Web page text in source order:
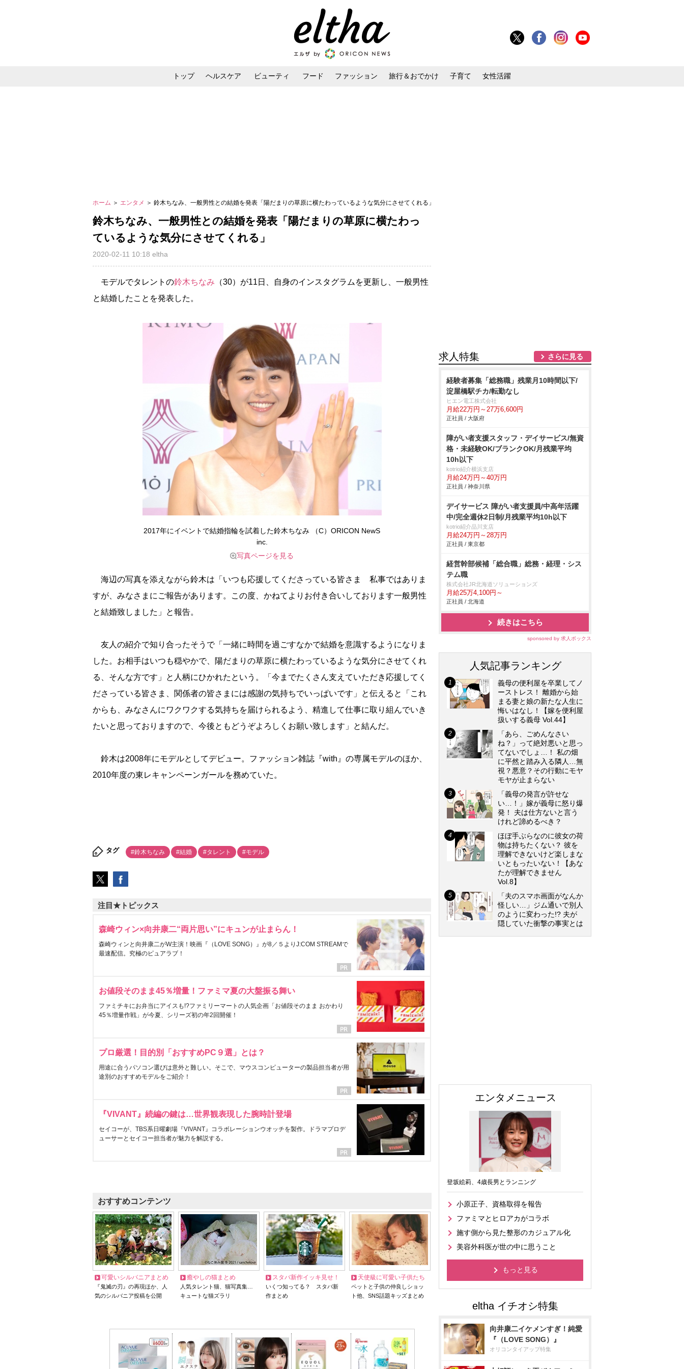
トップ ヘルスケア ビューティ フード ファッション 旅行＆おでかけ 子育て 女性活躍
ホーム ＞ エンタメ ＞ 鈴木ちなみ、一般男性との結婚を発表「陽だまりの草原に横たわっているような気分にさせてくれる」
鈴木ちなみ、一般男性との結婚を発表「陽だまりの草原に横たわっ
ているような気分にさせてくれる」
2020-02-11 10:18 eltha
モデルでタレントの鈴木ちなみ （30）が11日、自身のインスタグラムを更新し、一般男性
と結婚したことを発表した。
2017年にイベントで結婚指輪を試着した鈴木ちなみ （C）ORICON NewS
inc.
写真ページを見る
海辺の写真を添えながら鈴木は「いつも応援してくださっている皆さま 私事ではありま
すが、みなさまにご報告があります。この度、かねてよりお付き合いしております一般男性
と結婚致しました」と報告。
友人の紹介で知り合ったそうで「一緒に時間を過ごすなかで結婚を意識するようになりま
した。お相手はいつも穏やかで、陽だまりの草原に横たわっているような気分にさせてくれ
る、そんな方です」と人柄にひかれたという。「今までたくさん支えていただき応援してく
ださっている皆さま、関係者の皆さまには感謝の気持ちでいっぱいです」と伝えると「これ
からも、みなさんにワクワクする気持ちを届けられるよう、精進して仕事に取り組んでいき
たいと思っておりますので、今後ともどうぞよろしくお願い致します」と結んだ。
鈴木は2008年にモデルとしてデビュー。ファッション雑誌『with』の専属モデルのほか、
2010年度の東レキャンペーンガールを務めていた。
タグ #鈴木ちなみ #結婚 #タレント #モデル
注目★トピックス
森崎ウィン×向井康二“両片思い”にキュンが止まらん！
森崎ウィンと向井康二がW主演！映画『（LOVE SONG）』が8／５よりJ:COM STREAMで
最速配信。究極のピュアラブ！
お値段そのまま45％増量！ファミマ夏の大盤振る舞い
ファミチキにお弁当にアイスも!?ファミリーマートの人気企画「お値段そのまま おかわり
45％増量作戦」が今夏、シリーズ初の年2回開催！
プロ厳選！目的別「おすすめPC９選」とは？
用途に合うパソコン選びは意外と難しい。そこで、マウスコンピューターの製品担当者が用
途別のおすすめモデルをご紹介！
『VIVANT』続編の鍵は…世界観表現した腕時計登場
セイコーが、TBS系日曜劇場『VIVANT』コラボレーションウオッチを製作。ドラマプロデ
ューサーとセイコー担当者が魅力を解説する。
おすすめコンテンツ
可愛いシルバニアまとめ
『鬼滅の刃』の再現ほか、人
気のシルバニア投稿を公開
癒やしの猫まとめ
人気タレント猫、猫写真集…
キュートな猫ズラリ
スタバ新作イッキ見せ！
いくつ知ってる？ スタバ新
作まとめ
天使級に可愛い子供たち
ペットと子供の仲良しショッ
ト他、SNS話題キッズまとめ
求人特集 さらに見る
経験者募集「総務職」残業月10時間以下/
淀屋橋駅チカ/転勤なし
ヒエン電工株式会社
月給22万円～27万6,600円
正社員 / 大阪府
障がい者支援スタッフ・デイサービス/無資
格・未経験OK/ブランクOK/月残業平均
10h以下
kotrio紹介横浜支店
月給24万円～40万円
正社員 / 神奈川県
デイサービス 障がい者支援員/中高年活躍
中/完全週休2日制/月残業平均10h以下
kotrio紹介品川支店
月給24万円～28万円
正社員 / 東京都
経営幹部候補「総合職」総務・経理・シス
テム職
株式会社JR北海道ソリューションズ
月給25万4,100円～
正社員 / 北海道
続きはこちら
sponsored by 求人ボックス
人気記事ランキング
義母の便利屋を卒業してノ
ーストレス！ 離婚から始
まる妻と娘の新たな人生に
悔いはなし！【嫁を便利屋
扱いする義母 Vol.44】
「あら、ごめんなさい
ね？」って絶対悪いと思っ
てないでしょ…！ 私の畑
に平然と踏み入る隣人…無
視？悪意？その行動にモヤ
モヤが止まらない
「義母の発言が許せな
い…！」嫁が義母に怒り爆
発！ 夫は仕方ないと言う
けれど諦めるべき？
ほぼ手ぶらなのに彼女の荷
物は持ちたくない？ 彼を
理解できないけど楽しまな
いともったいない！【あな
たが理解できません
Vol.8】
「夫のスマホ画面がなんか
怪しい…」ジム通いで別人
のように変わった!? 夫が
隠していた衝撃の事実とは
エンタメニュース
登坂絵莉、4歳長男とランニング
小原正子、資格取得を報告
ファミマとヒロアカがコラボ
施す側から見た整形のカジュアル化
美容外科医が世の中に思うこと
もっと見る
向井康二イケメンすぎ！純愛
『（LOVE SONG）』
オリコンタイアップ特集